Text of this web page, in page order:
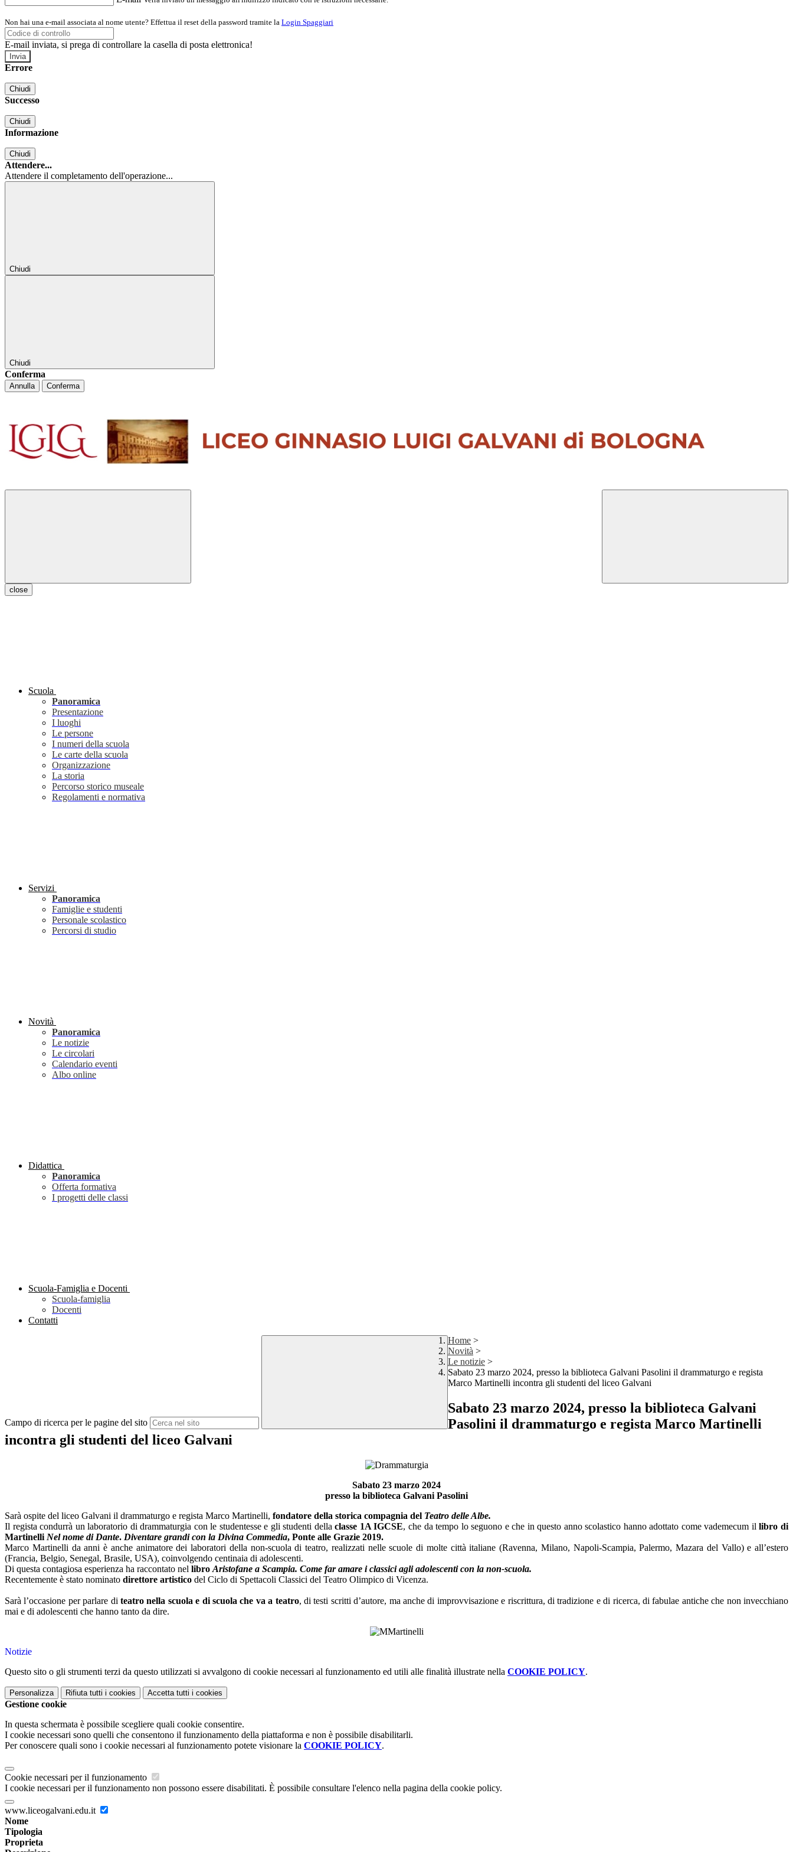
Non hai una e-mail associata al nome utente? Effettua il reset della password tramite la Login Spaggiari
E-mail inviata, si prega di controllare la casella di posta elettronica!
Errore
Chiudi
Successo
Chiudi
Informazione
Chiudi
Attendere...
Attendere il completamento dell'operazione...
Chiudi
Chiudi
Conferma
Annulla Conferma
close
Scuola
Panoramica
Presentazione
I luoghi
Le persone
I numeri della scuola
Le carte della scuola
Organizzazione
La storia
Percorso storico museale
Regolamenti e normativa
Servizi
Panoramica
Famiglie e studenti
Personale scolastico
Percorsi di studio
Novità
Panoramica
Le notizie
Le circolari
Calendario eventi
Albo online
Didattica
Panoramica
Offerta formativa
I progetti delle classi
Scuola-Famiglia e Docenti
Scuola-famiglia
Docenti
Contatti
Campo di ricerca per le pagine del sito
Home >
Novità >
Le notizie >
Sabato 23 marzo 2024, presso la biblioteca Galvani Pasolini il drammaturgo e regista
Marco Martinelli incontra gli studenti del liceo Galvani
Sabato 23 marzo 2024, presso la biblioteca Galvani
Pasolini il drammaturgo e regista Marco Martinelli
incontra gli studenti del liceo Galvani
Sabato 23 marzo 2024
presso la biblioteca Galvani Pasolini
Sarà ospite del liceo Galvani il drammaturgo e regista Marco Martinelli, fondatore della storica compagnia del Teatro delle Albe.
Il regista condurrà un laboratorio di drammaturgia con le studentesse e gli studenti dellaclasse 1A IGCSE, che da tempo lo seguono e che in questo anno scolastico hanno adottato come vademecum illibro di
Martinelli Nel nome di Dante. Diventare grandi con la Divina Commedia, Ponte alle Grazie 2019.
Marco Martinelli da anni è anche animatore dei laboratori della non-scuola di teatro, realizzati nelle scuole di molte città italiane (Ravenna, Milano, Napoli-Scampia, Palermo, Mazara del Vallo) e all’estero
(Francia, Belgio, Senegal, Brasile, USA), coinvolgendo centinaia di adolescenti.
Di questa contagiosa esperienza ha raccontato nel libro Aristofane a Scampia. Come far amare i classici agli adolescenti con la non-scuola.
Recentemente è stato nominato direttore artistico del Ciclo di Spettacoli Classici del Teatro Olimpico di Vicenza.
Sarà l’occasione per parlare di teatro nella scuola e di scuola che va a teatro, di testi scritti d’autore, ma anche di improvvisazione e riscrittura, di tradizione e di ricerca, di fabulae antiche che non invecchiano
mai e di adolescenti che hanno tanto da dire.
Notizie
Questo sito o gli strumenti terzi da questo utilizzati si avvalgono di cookie necessari al funzionamento ed utili alle finalità illustrate nella COOKIE POLICY.
Personalizza Rifiuta tutti i cookies Accetta tutti i cookies
Gestione cookie
In questa schermata è possibile scegliere quali cookie consentire.
I cookie necessari sono quelli che consentono il funzionamento della piattaforma e non è possibile disabilitarli.
Per conoscere quali sono i cookie necessari al funzionamento potete visionare la COOKIE POLICY.
Cookie necessari per il funzionamento
I cookie necessari per il funzionamento non possono essere disabilitati. È possibile consultare l'elenco nella pagina della cookie policy.
www.liceogalvani.edu.it
Nome
Tipologia
Proprieta